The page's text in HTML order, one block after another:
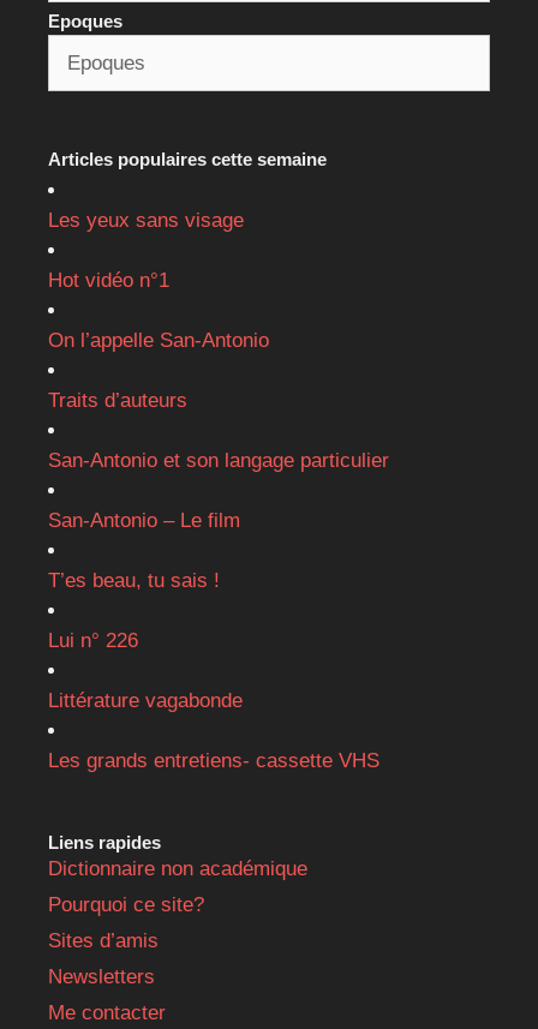
Epoques
Articles populaires cette semaine
Les yeux sans visage
Hot vidéo n°1
On l’appelle San-Antonio
Traits d’auteurs
San-Antonio et son langage particulier
San-Antonio – Le film
T’es beau, tu sais !
Lui n° 226
Littérature vagabonde
Les grands entretiens- cassette VHS
Liens rapides
Dictionnaire non académique
Pourquoi ce site?
Sites d’amis
Newsletters
Me contacter